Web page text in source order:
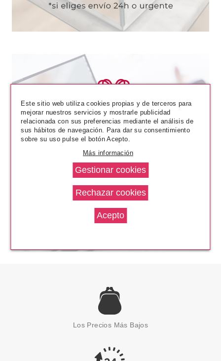
AZZARO
AZZARO SPORT EDT 100 ML VP
NUEVO FORMATO
desde
20.95€
Los Precios Más Bajos
Este sitio web utiliza cookies propias y de terceros para
mejorar nuestros servicios y mostrarle publicidad
relacionada con sus preferencias mediante el análisis de
sus hábitos de navegación. Para dar su consentimiento
sobre su uso pulse el botón Acepto.
Más información